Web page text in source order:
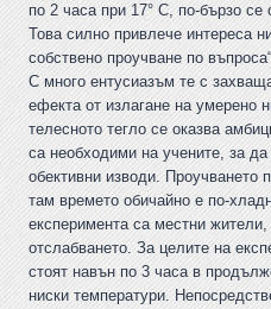
по 2 часа при 17° С, по-бързо се
Това силно привлече интереса
собствено проучване по
С много ентусиазъм те с
ефекта от излагане на умерено
телесното тегло се оказва
са необходими на учените, за
обективни изводи. Проучването
там времето обичайно е по-
експеримента са местни
отслабването. За целите на
стоят навън по 3 часа в
ниски температури.